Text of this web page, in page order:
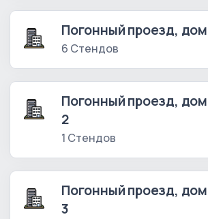
Погонный проезд,
6 Стендов
Погонный проезд,
2
1 Стендов
Погонный проезд,
3